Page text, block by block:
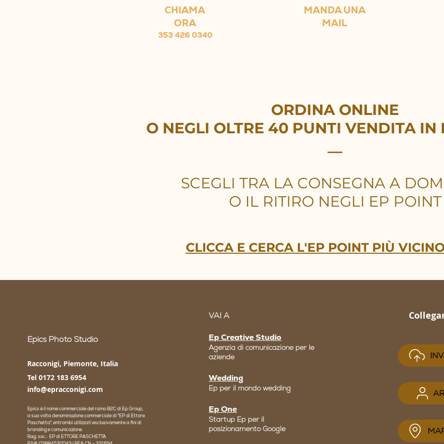
CHIAMA
ORA
353 426 0340
MANDA UNA
MAIL
ORDINA ONLINE
O NEGLI OLTRE 40 PUNTI VENDITA IN
SCEGLI TRA LA CONSEGNA A
O IL RITIRO NEGLI EP POINT
CLICCA E CERCA L'EP POINT PIÙ
Epics Photo Studio
Racconigi, Piemonte, Italia
Tel 0172 183 6954
info@epracconigi.com
Epics è il nome commerciale del ramo B2C di Ep Group,
a sua volta denominazione commerciale di "EP di Ettore
Paschetta", entrambi utilizzati esclusivamente a fini di
branding e comunicazione.
Rag. soc.: EP di ETTORE PASCHETTA
VAI A
Ep Creative Studio
Agenzia di comunicazione per le
aziende
Wedding
Ep per il mondo wedding
Ep One
Startup Ep per il
posizionamento Google